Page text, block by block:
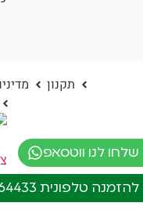
להזמנה טלפונית 053-9864433
שלחו לנו ווטסאפ
תקנון